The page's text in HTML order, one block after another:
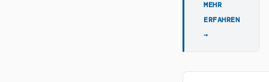
MEHR
ERFAHREN
→